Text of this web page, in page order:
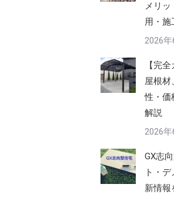
メリ
用・施
2026年
【完
屋根材
性・価
解説
2026年
GX志
ト・
新情報